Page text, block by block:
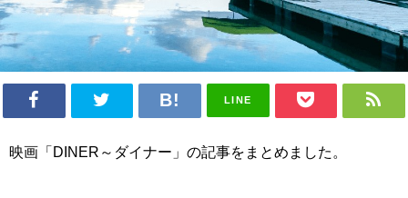
LINE
映画「DINER～ダイナー」の記事をまとめました。